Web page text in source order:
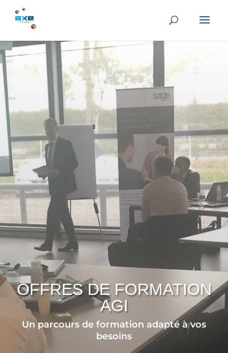
OFFRES DE FORMATION
AGI
Un parcours de formation adapté à vos
besoins